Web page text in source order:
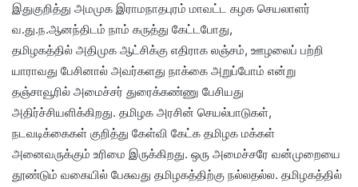
இதுகுறித்து அமமுக இராமநாதபுரம் மாவட்ட கழக செயலாளர்
வ.து.ந.ஆனந்திடம் நாம் கருத்து கேட்டபோது,
தமிழகத்தில் அதிமுக ஆட்சிக்கு எதிராக லஞ்சம், ஊழலைப் பற்றி
யாராவது பேசினால் அவர்களது நாக்கை அறுப்போம் என்று
தஞ்சாவூரில் அமைச்சர் துரைக்கண்ணு பேசியது
அதிர்ச்சியளிக்கிறது. தமிழக அரசின் செயல்பாடுகள்,
நடவடிக்கைகள் குறித்து கேள்வி கேட்க தமிழக மக்கள்
அனைவருக்கும் உரிமை இருக்கிறது. ஒரு அமைச்சரே வன்முறையை
தூண்டும் வகையில் பேசுவது தமிழகத்திற்கு நல்லதல்ல. தமிழகத்தில்